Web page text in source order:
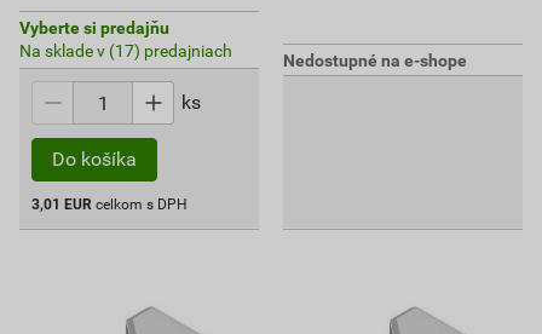
Vyberte si predajňu
Na sklade v (17) predajniach
ks
Do košíka
3,01 EUR celkom s DPH
Nedostupné na e-shope